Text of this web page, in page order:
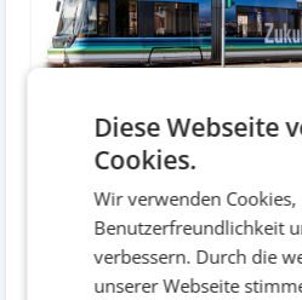
Straßenbahn
Out of home /
Diese Webseite
Cookies.
Wir verwenden
Benutzerfreundlichkeit
verbessern. Durch die
unserer Webseite